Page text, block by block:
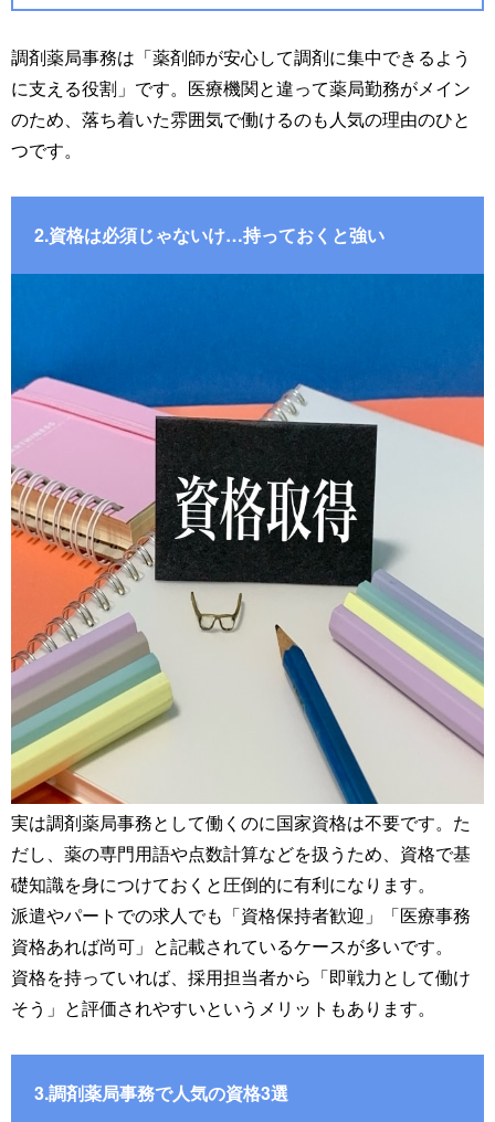
調剤薬局事務は「薬剤師が安心して調剤に集中できるよう
に支える役割」です。医療機関と違って薬局勤務がメイン
のため、落ち着いた雰囲気で働けるのも人気の理由のひと
つです。
2.資格は必須じゃないけ…持っておくと強い
実は調剤薬局事務として働くのに国家資格は不要です。た
だし、薬の専門用語や点数計算などを扱うため、資格で基
礎知識を身につけておくと圧倒的に有利になります。
派遣やパートでの求人でも「資格保持者歓迎」「医療事務
資格あれば尚可」と記載されているケースが多いです。
資格を持っていれば、採用担当者から「即戦力として働け
そう」と評価されやすいというメリットもあります。
3.調剤薬局事務で人気の資格3選